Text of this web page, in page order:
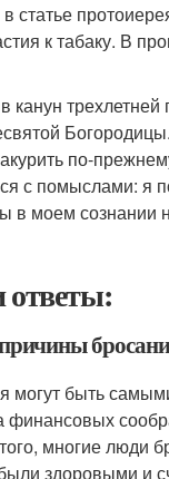
статье
к табаку. В
канун
по-
с помыслами: я
в моем сознании
ответы:
могут быть
многие люди
здоровыми и